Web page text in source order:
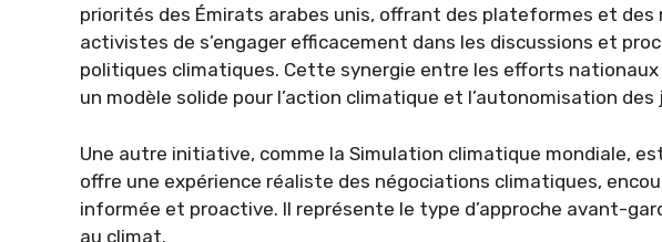
priorités des Émirats arabes unis, offrant des plateformes et
activistes de s’engager efficacement dans les discussions et
politiques climatiques. Cette synergie entre les efforts
un modèle solide pour l’action climatique et l’autonomisation des
Une autre initiative, comme la Simulation climatique mondiale,
offre une expérience réaliste des négociations climatiques,
informée et proactive. Il représente le type d’approche avant-
au climat.